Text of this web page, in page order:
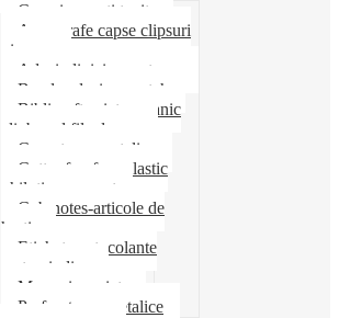
Cosuri suporti tavite
Ace agrafe capse clipsuri
pioneze
Adeziv lipici corectoare
Banda adeziva-scotch
Biblioraft caiet mecanic
clipboard file dosare
Capsatoare metalice
Cutter foarfeca elastic
ghilotina magnet
Cub notes-articole de
hartie
Etichete autocolante
carton indigo
Mape si serviete
Perforatoare metalice